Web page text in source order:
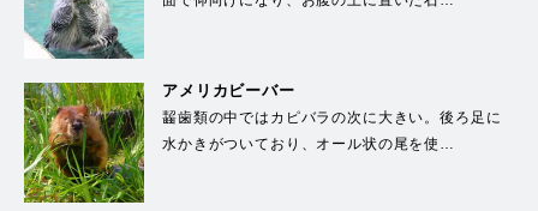
アメリカビーバー
齧歯類の中ではカピバラの次に大きい。後ろ足に
水かきがついており、オール状の尾を使…